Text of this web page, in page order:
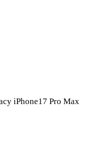
iPhone17 Pro Max